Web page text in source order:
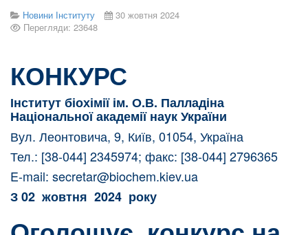
Новини Інституту
30 жовтня 2024
Перегляди: 23648
КОНКУРС
Інститут біохімії ім. О.В. Палладіна
Національної академії наук України
Вул. Леонтовича, 9, Київ, 01054, Україна
Тел.: [38-044] 2345974; факс: [38-044] 2796365
E-mail: secretar@biochem.kiev.ua
З 02 жовтня 2024 року